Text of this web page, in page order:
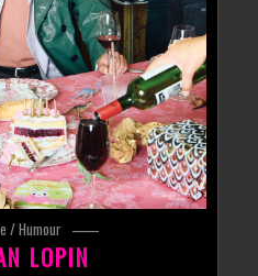
/ Humour
LOPIN